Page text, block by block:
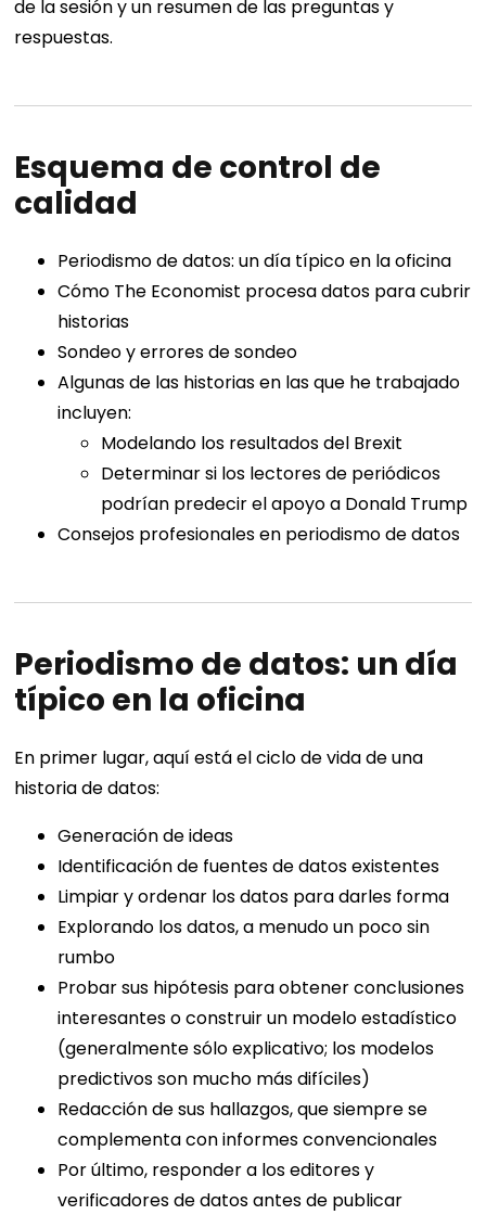
de la sesión y un resumen de las preguntas y
respuestas.
Esquema de control de
calidad
Periodismo de datos: un día típico en la oficina
Cómo The Economist procesa datos para cubrir
historias
Sondeo y errores de sondeo
Algunas de las historias en las que he trabajado
incluyen:
Modelando los resultados del Brexit
Determinar si los lectores de periódicos
podrían predecir el apoyo a Donald Trump
Consejos profesionales en periodismo de datos
Periodismo de datos: un día
típico en la oficina
En primer lugar, aquí está el ciclo de vida de una
historia de datos:
Generación de ideas
Identificación de fuentes de datos existentes
Limpiar y ordenar los datos para darles forma
Explorando los datos, a menudo un poco sin
rumbo
Probar sus hipótesis para obtener conclusiones
interesantes o construir un modelo estadístico
(generalmente sólo explicativo; los modelos
predictivos son mucho más difíciles)
Redacción de sus hallazgos, que siempre se
complementa con informes convencionales
Por último, responder a los editores y
verificadores de datos antes de publicar